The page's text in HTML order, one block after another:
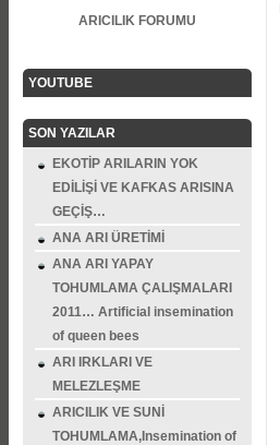
ARICILIK FORUMU
YOUTUBE
SON YAZILAR
EKOTİP ARILARIN YOK
EDİLİŞİ VE KAFKAS ARISINA
GEÇİŞ…
ANA ARI ÜRETİMİ
ANA ARI YAPAY
TOHUMLAMA ÇALIŞMALARI
2011… Artificial insemination
of queen bees
ARI IRKLARI VE
MELEZLEŞME
ARICILIK VE SUNİ
TOHUMLAMA,Insemination of